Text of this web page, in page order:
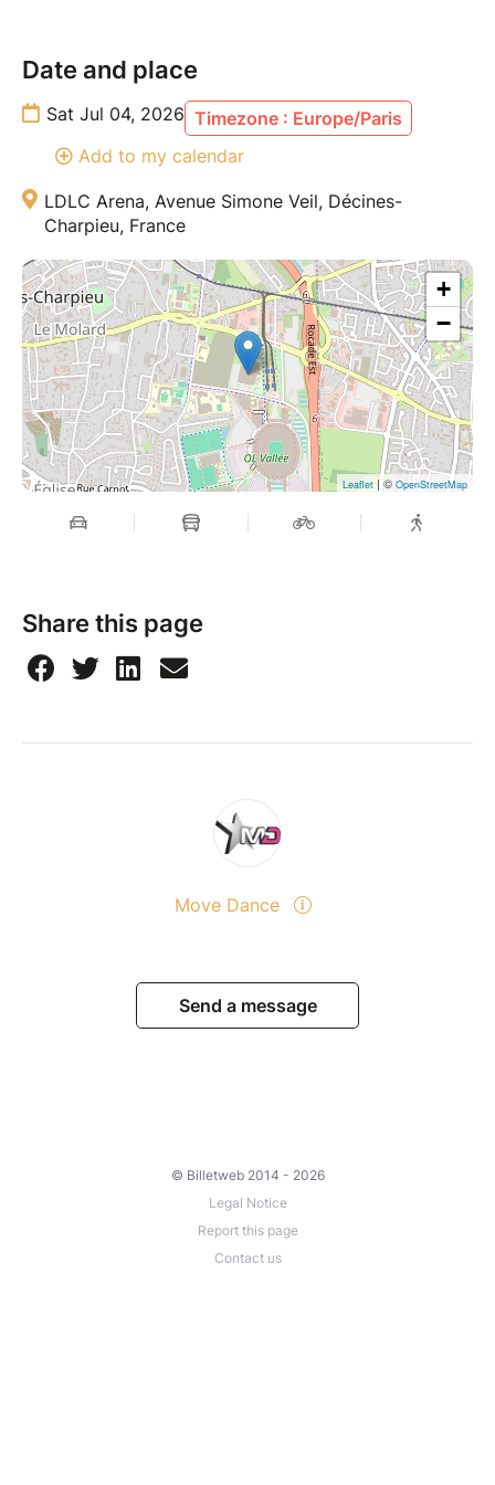
Date and place
Sat Jul 04, 2026 Timezone : Europe/Paris
Add to my calendar
LDLC Arena, Avenue Simone Veil, Décines-
Charpieu, France
+
−
Leaflet | © OpenStreetMap
Share this page
Move Dance
Send a message
© Billetweb 2014 - 2026
Legal Notice
Report this page
Contact us